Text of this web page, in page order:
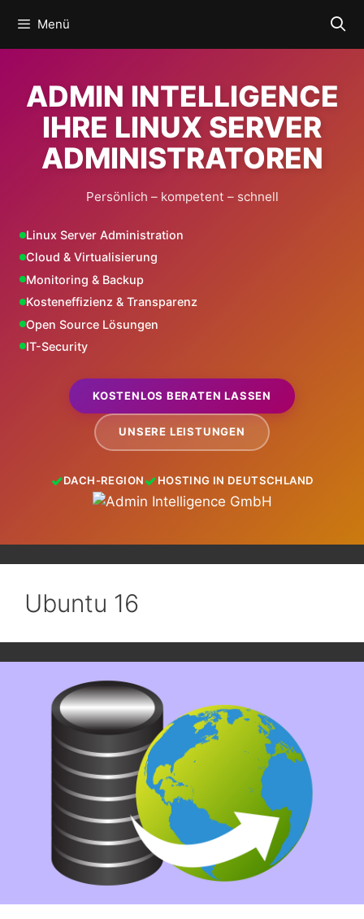
Inhalt
springen
Menü
ADMIN INTELLIGENCE
IHRE LINUX SERVER
ADMINISTRATOREN
Persönlich – kompetent – schnell
Linux Server Administration
Cloud & Virtualisierung
Monitoring & Backup
Kosteneffizienz & Transparenz
Open Source Lösungen
IT-Security
KOSTENLOS BERATEN LASSEN
UNSERE LEISTUNGEN
DACH-REGION HOSTING IN DEUTSCHLAND
Ubuntu 16